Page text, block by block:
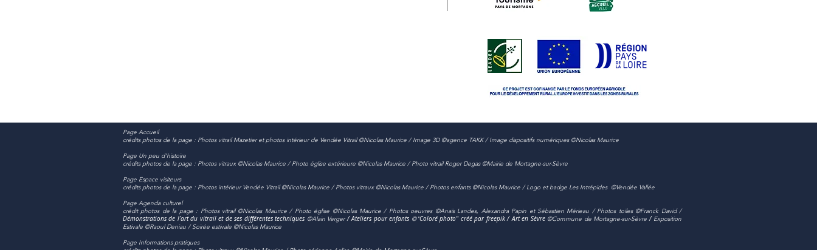
Page Accueil
crédits photos de la page : Photos vitrail Mazetier et photos intérieur de Vendée Vitrail ©Nicolas Maurice / Image 3D ©agence TAKK / Image dispositifs numériques ©Nicolas Maurice
Page Un peu d'histoire
crédits photos de la page : Photos vitraux ©Nicolas Maurice / Photo église extérieure ©Nicolas Maurice / Photo vitrail Roger Degas ©Mairie de Mortagne-sur-Sèvre
Page Espace visiteurs
crédits photos de la page : Photos intérieur Vendée Vitrail ©Nicolas Maurice / Photos vitraux ©Nicolas Maurice / Photos enfants ©Nicolas Maurice / Logo et badge Les Intrépides ©Vendée Vallée
Page Agenda culturel
crédit photos de la page : Photos vitrail ©Nicolas Maurice / Photo église ©Nicolas Maurice / Photos oeuvres ©Anaïs Landes, Alexandra Papin et Sébastien Mérieau / Photos toiles ©Franck David /
Démonstrations de l’art du vitrail et de ses différentes techniques ©Alain Verger/ Ateliers pour enfants ©"Coloré photo" créé par freepik / Art en Sèvre ©Commune de Mortagne-sur-Sèvre / Exposition
Estivale ©Raoul Deniau / Soirée estivale ©Nicolas Maurice
Page Informations pratiques